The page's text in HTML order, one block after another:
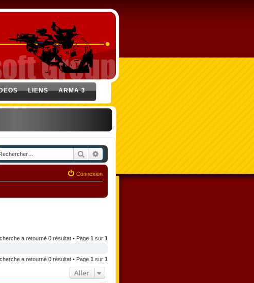
LIENS ARMA 3
Rechercher
Connexion
a retourné 0 résultat • Page 1 sur 1
a retourné 0 résultat • Page 1 sur 1
Aller